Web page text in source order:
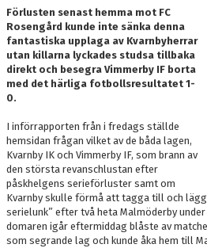
DOKUMENT
MEDLEMSKAP
LEDARE
KONTAKT
Förlusten senast hemma mot FC
Rosengård kunde inte sänka denna
fantastiska upplaga av Kvarnbyherrar
utan killarna lyckades studsa tillbaka
direkt och besegra Vimmerby IF borta
med det härliga fotbollsresultatet 1-
0.
I införrapporten från i fredags ställde
hemsidan frågan vilket av de båda lagen,
Kvarnby IK och Vimmerby IF, som brann av
den största revanschlustan efter
påskhelgens serieförluster samt om
Kvarnby skulle förmå att tagga till och
serielunk” efter två heta Malmöderby
domaren igår eftermiddag blåste av
som segrande lag och kunde åka hem till